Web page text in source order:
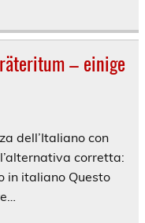
– einige
dell’Italiano con
corretta:
in italiano Questo